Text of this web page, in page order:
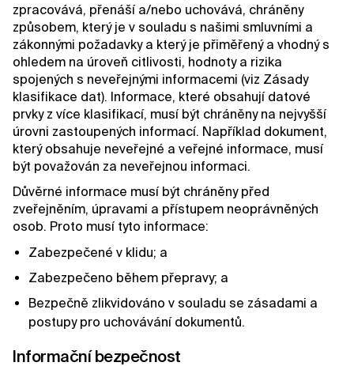
zpracovává, přenáší a/nebo uchovává, chráněny
způsobem, který je v souladu s našimi smluvními a
zákonnými požadavky a který je přiměřený a vhodný s
ohledem na úroveň citlivosti, hodnoty a rizika
spojených s neveřejnými informacemi (viz Zásady
klasifikace dat). Informace, které obsahují datové
prvky z více klasifikací, musí být chráněny na nejvyšší
úrovni zastoupených informací. Například dokument,
který obsahuje neveřejné a veřejné informace, musí
být považován za neveřejnou informaci.
Důvěrné informace musí být chráněny před
zveřejněním, úpravami a přístupem neoprávněných
osob. Proto musí tyto informace:
Zabezpečené v klidu; a
Zabezpečeno během přepravy; a
Bezpečně zlikvidováno v souladu se zásadami a
postupy pro uchovávání dokumentů.
Informační bezpečnost